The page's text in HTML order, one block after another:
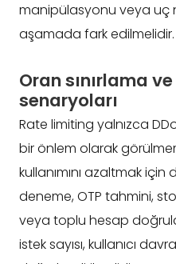
manipülasyonu veya uç
aşamada fark edilmelidir.
Oran sınırlama
senaryoları
Rate limiting yalnızca
bir önlem olarak
kullanımını azaltmak
deneme, OTP tahmini,
veya toplu hesap
istek sayısı, kullanıcı